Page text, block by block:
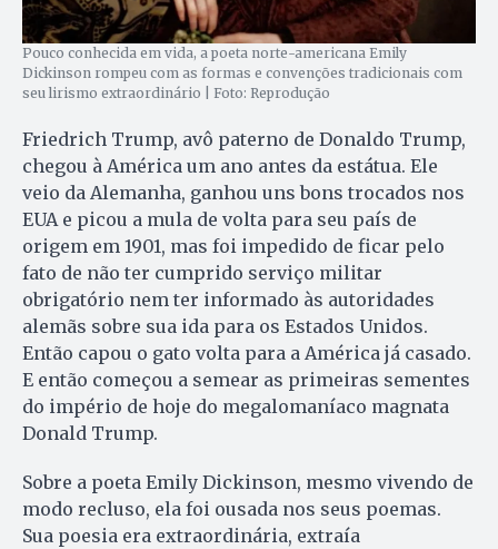
Pouco conhecida em vida, a poeta norte-americana Emily
Dickinson rompeu com as formas e convenções tradicionais com
seu lirismo extraordinário | Foto: Reprodução
Friedrich Trump, avô paterno de Donaldo Trump,
chegou à América um ano antes da estátua. Ele
veio da Alemanha, ganhou uns bons trocados nos
EUA e picou a mula de volta para seu país de
origem em 1901, mas foi impedido de ficar pelo
fato de não ter cumprido serviço militar
obrigatório nem ter informado às autoridades
alemãs sobre sua ida para os Estados Unidos.
Então capou o gato volta para a América já casado.
E então começou a semear as primeiras sementes
do império de hoje do megalomaníaco magnata
Donald Trump.
Sobre a poeta Emily Dickinson, mesmo vivendo de
modo recluso, ela foi ousada nos seus poemas.
Sua poesia era extraordinária, extraía